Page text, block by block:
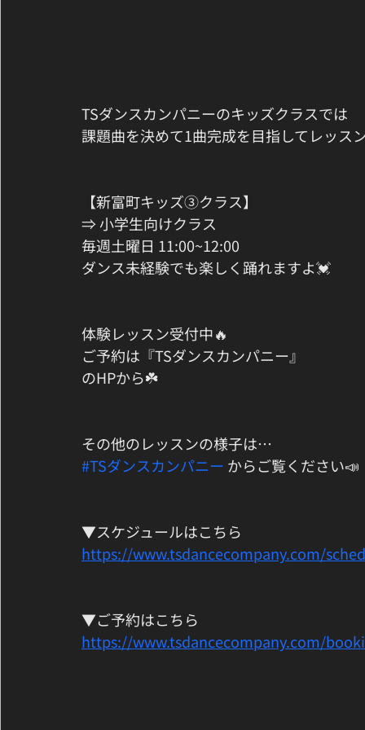
TSダンスカンパニーのキッズクラスでは
課題曲を決めて1曲完成を目指してレッス
【新富町キッズ③クラス】
⇒ 小学生向けクラス
毎週土曜日 11:00~12:00
ダンス未経験でも楽しく踊れますよ💓
体験レッスン受付中🔥
ご予約は『TSダンスカンパニー』
のHPから☘️
その他のレッスンの様子は…
#TSダンスカンパニー からご覧ください📣
▼スケジュールはこちら
https://www.tsdancecompany.com/
▼ご予約はこちら
https://www.tsdancecompany.com/